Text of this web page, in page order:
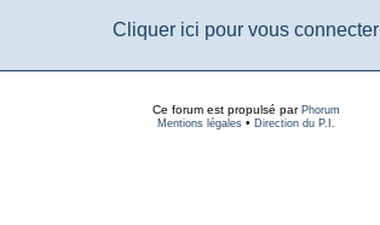
Cliquer ici pour vous connecter
Ce forum est propulsé par Phorum
Mentions légales• Direction du P.I.